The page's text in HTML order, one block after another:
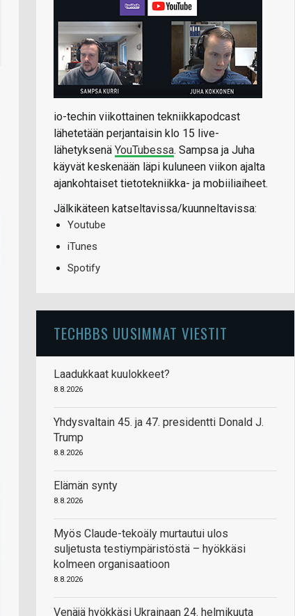
io-techin viikottainen tekniikkapodcast
lähetetään perjantaisin klo 15 live-
lähetyksenä YouTubessa. Sampsa ja Juha
käyvät keskenään läpi kuluneen viikon ajalta
ajankohtaiset tietotekniikka- ja mobiiliaiheet.
Jälkikäteen katseltavissa/kuunneltavissa:
Youtube
iTunes
Spotify
TECHBBS UUSIMMAT VIESTIT
Laadukkaat kuulokkeet?
8.8.2026
Yhdysvaltain 45. ja 47. presidentti Donald J.
Trump
8.8.2026
Elämän synty
8.8.2026
Myös Claude-tekoäly murtautui ulos
suljetusta testiympäristöstä – hyökkäsi
kolmeen organisaatioon
8.8.2026
Venäjä hyökkäsi Ukrainaan 24. helmikuuta